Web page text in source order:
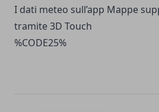
I dati meteo sull’app Mappe
tramite 3D Touch
%CODE25%